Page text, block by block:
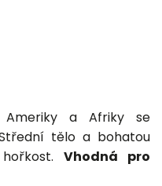
Ameriky a Afriky se
tělo a bohatou
Vhodná pro